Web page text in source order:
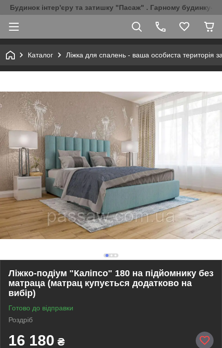
Будинок інтер'єру та затишку "Пасаж" . Гарному будинку-
Каталог Ліжка для спалень - ваша особиста територія
Ліжко-подіум "Каліпсо" 180 на підйомнику без
матраца (матрац купується додатково на
вибір)
Готово до відправки
Роздріб
16 180 ₴